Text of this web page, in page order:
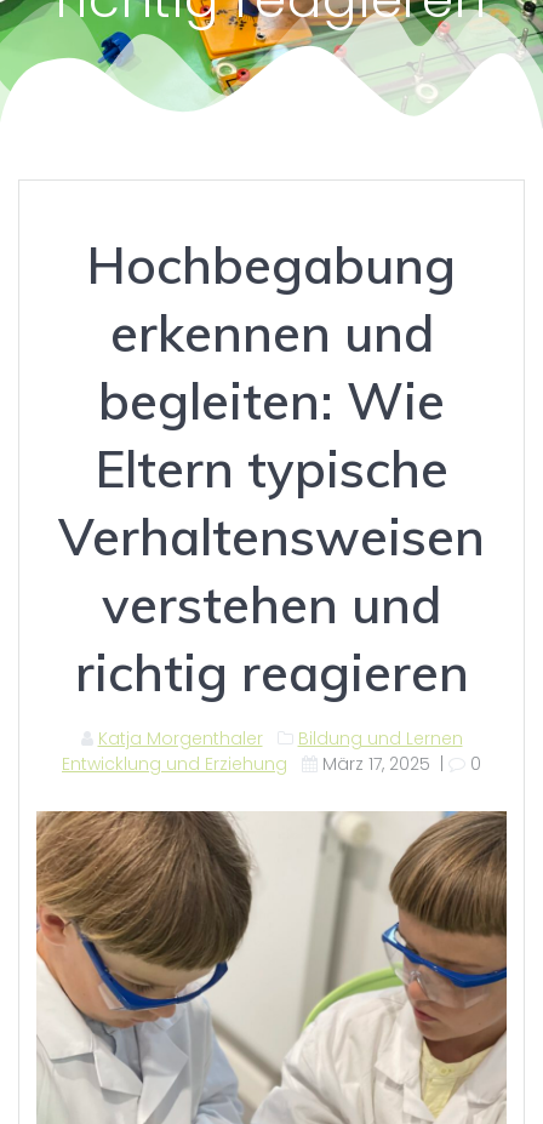
Hochbegabung
erkennen und
begleiten: Wie
Eltern typische
Verhaltensweisen
verstehen und
richtig reagieren
Katja Morgenthaler
Bildung und Lernen
Entwicklung und Erziehung
März 17, 2025 | 0